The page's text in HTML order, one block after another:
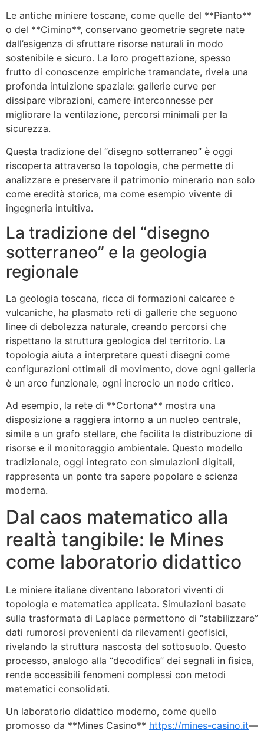
Le antiche miniere toscane, come quelle del **Pianto**
o del **Cimino**, conservano geometrie segrete nate
dall’esigenza di sfruttare risorse naturali in modo
sostenibile e sicuro. La loro progettazione, spesso
frutto di conoscenze empiriche tramandate, rivela una
profonda intuizione spaziale: gallerie curve per
dissipare vibrazioni, camere interconnesse per
migliorare la ventilazione, percorsi minimali per la
sicurezza.
Questa tradizione del “disegno sotterraneo” è oggi
riscoperta attraverso la topologia, che permette di
analizzare e preservare il patrimonio minerario non solo
come eredità storica, ma come esempio vivente di
ingegneria intuitiva.
La tradizione del “disegno
sotterraneo” e la geologia
regionale
La geologia toscana, ricca di formazioni calcaree e
vulcaniche, ha plasmato reti di gallerie che seguono
linee di debolezza naturale, creando percorsi che
rispettano la struttura geologica del territorio. La
topologia aiuta a interpretare questi disegni come
configurazioni ottimali di movimento, dove ogni galleria
è un arco funzionale, ogni incrocio un nodo critico.
Ad esempio, la rete di **Cortona** mostra una
disposizione a raggiera intorno a un nucleo centrale,
simile a un grafo stellare, che facilita la distribuzione di
risorse e il monitoraggio ambientale. Questo modello
tradizionale, oggi integrato con simulazioni digitali,
rappresenta un ponte tra sapere popolare e scienza
moderna.
Dal caos matematico alla
realtà tangibile: le Mines
come laboratorio didattico
Le miniere italiane diventano laboratori viventi di
topologia e matematica applicata. Simulazioni basate
sulla trasformata di Laplace permettono di “stabilizzare”
dati rumorosi provenienti da rilevamenti geofisici,
rivelando la struttura nascosta del sottosuolo. Questo
processo, analogo alla “decodifica” dei segnali in fisica,
rende accessibili fenomeni complessi con metodi
matematici consolidati.
Un laboratorio didattico moderno, come quello
promosso da **Mines Casino** https://mines-casino.it—